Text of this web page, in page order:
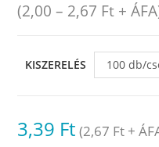
(2,00– 2,67 Ft +
KISZERELÉS
100 db/
3,39 Ft (2,67 Ft +